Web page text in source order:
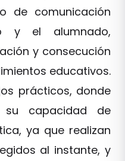
de comunicación
y el alumnado,
y consecución
educativos.
prácticos, donde
su capacidad de
ya que realizan
al instante, y